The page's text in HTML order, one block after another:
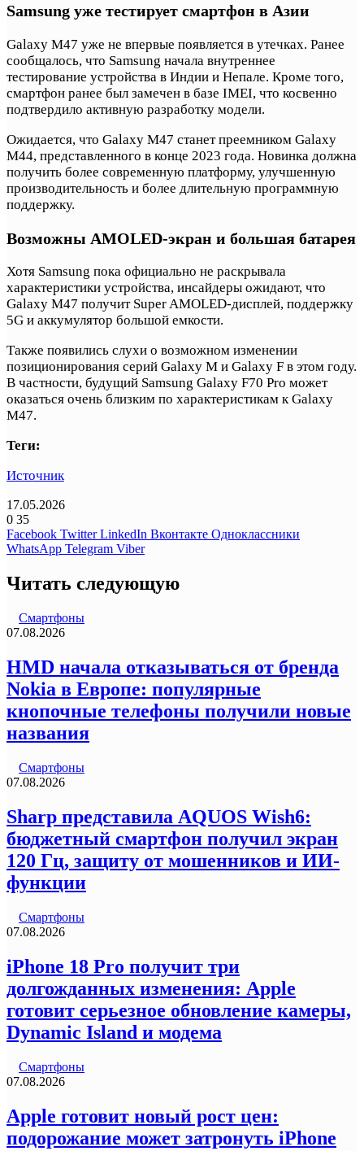
Samsung уже тестирует смартфон в Азии
Galaxy M47 уже не впервые появляется в утечках. Ранее
сообщалось, что Samsung начала внутреннее
тестирование устройства в Индии и Непале. Кроме того,
смартфон ранее был замечен в базе IMEI, что косвенно
подтвердило активную разработку модели.
Ожидается, что Galaxy M47 станет преемником Galaxy
M44, представленного в конце 2023 года. Новинка должна
получить более современную платформу, улучшенную
производительность и более длительную программную
поддержку.
Возможны AMOLED-экран и большая батарея
Хотя Samsung пока официально не раскрывала
характеристики устройства, инсайдеры ожидают, что
Galaxy M47 получит Super AMOLED-дисплей, поддержку
5G и аккумулятор большой емкости.
Также появились слухи о возможном изменении
позиционирования серий Galaxy M и Galaxy F в этом году.
В частности, будущий Samsung Galaxy F70 Pro может
оказаться очень близким по характеристикам к Galaxy
M47.
Теги:
Источник
17.05.2026
0 35
Facebook Twitter LinkedIn Вконтакте Одноклассники
WhatsApp Telegram Viber
Читать следующую
Смартфоны
07.08.2026
HMD начала отказываться от бренда
Nokia в Европе: популярные
кнопочные телефоны получили новые
названия
Смартфоны
07.08.2026
Sharp представила AQUOS Wish6:
бюджетный смартфон получил экран
120 Гц, защиту от мошенников и ИИ-
функции
Смартфоны
07.08.2026
iPhone 18 Pro получит три
долгожданных изменения: Apple
готовит серьезное обновление камеры,
Dynamic Island и модема
Смартфоны
07.08.2026
Apple готовит новый рост цен:
подорожание может затронуть iPhone